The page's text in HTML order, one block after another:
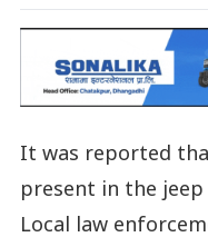
It was reported
present in the
Local law